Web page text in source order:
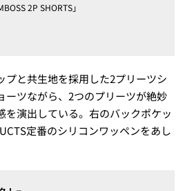
2P SHORTS」
プと共生地を採用した2プリーツシ
ーツながら、2つのプリーツが絶妙
を演出している。右のバックポケッ
定番のシリコンワッペンをあし